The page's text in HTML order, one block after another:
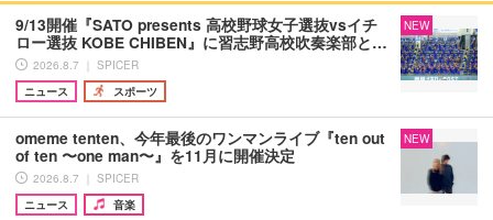
9/13開催『SATO presents 高校野球女子選抜vsイチ
ロー選抜 KOBE CHIBEN』に習志野高校吹奏楽部と…
2026.8.7 ｜ SPICER
ニュース
スポーツ
NEW
omeme tenten、今年最後のワンマンライブ『ten out
of ten 〜one man〜』を11月に開催決定
2026.8.7 ｜ SPICER
ニュース
音楽
NEW